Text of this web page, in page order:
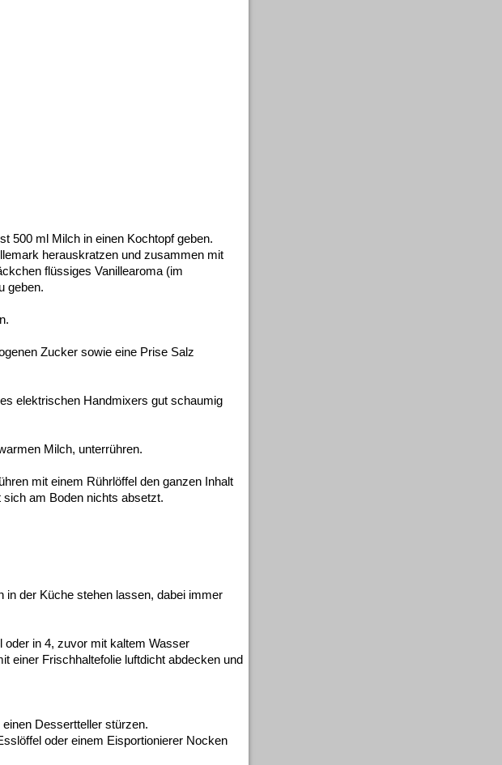
500 ml Milch in einen Kochtopf geben.
herauskratzen und zusammen mit
flüssiges Vanillearoma (im
geben.
Zucker sowie eine Prise Salz
elektrischen Handmixers gut schaumig
Milch, unterrühren.
mit einem Rührlöffel den ganzen Inhalt
sich am Boden nichts absetzt.
in der Küche stehen lassen, dabei immer
in 4, zuvor mit kaltem Wasser
einer Frischhaltefolie luftdicht abdecken und
Dessertteller stürzen.
oder einem Eisportionierer Nocken